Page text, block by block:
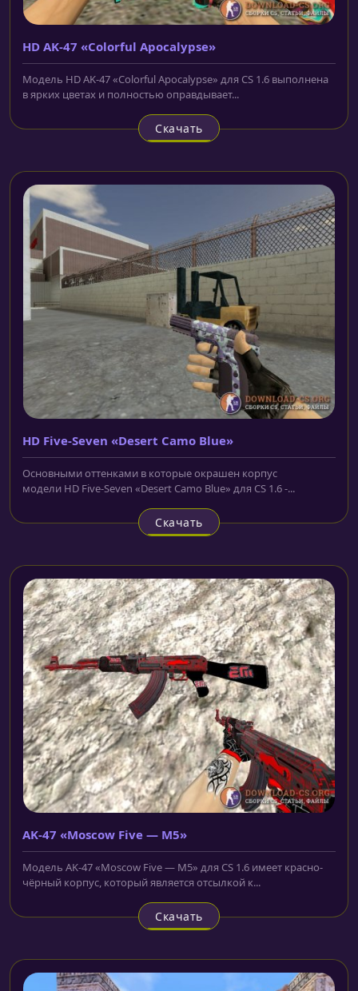
HD AK-47 «Colorful Apocalypse»
Модель HD AK-47 «Colorful Apocalypse» для CS 1.6 выполнена
в ярких цветах и полностью оправдывает...
Скачать
HD Five-Seven «Desert Camo Blue»
Основными оттенками в которые окрашен корпус
модели HD Five-Seven «Desert Camo Blue» для CS 1.6 -...
Скачать
AK-47 «Moscow Five — M5»
Модель AK-47 «Moscow Five — M5» для CS 1.6 имеет красно-
чёрный корпус, который является отсылкой к...
Скачать